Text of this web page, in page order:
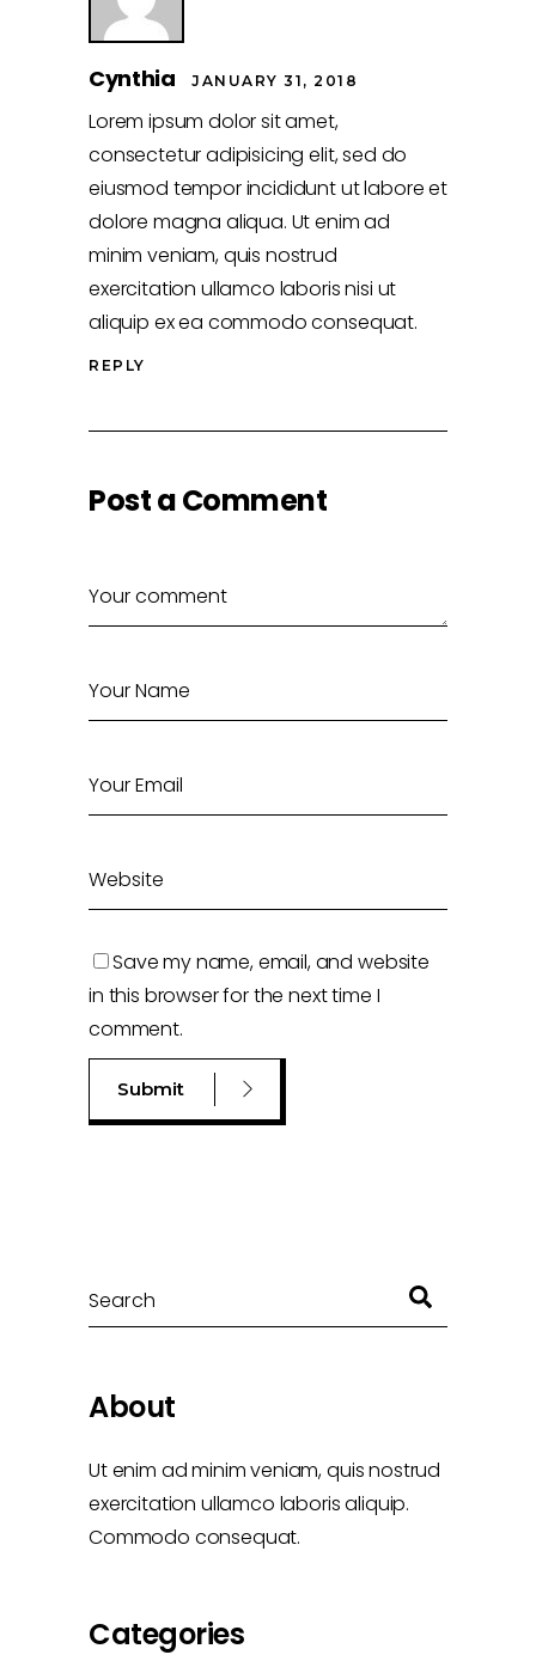
Cynthia JANUARY 31, 2018
Lorem ipsum dolor sit amet,
consectetur adipisicing elit, sed do
eiusmod tempor incididunt ut labore et
dolore magna aliqua. Ut enim ad
minim veniam, quis nostrud
exercitation ullamco laboris nisi ut
aliquip ex ea commodo consequat.
REPLY
Post a Comment
Save my name, email, and website
in this browser for the next time I
comment.
Search
About
Ut enim ad minim veniam, quis nostrud
exercitation ullamco laboris aliquip.
Commodo consequat.
Categories